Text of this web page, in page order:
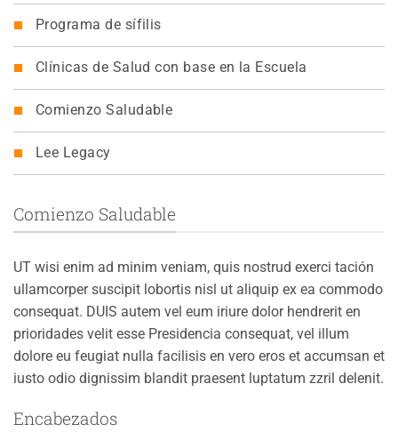
Programa de sífilis
Clínicas de Salud con base en la Escuela
Comienzo Saludable
Lee Legacy
Comienzo Saludable
UT wisi enim ad minim veniam, quis nostrud exerci tación
ullamcorper suscipit lobortis nisl ut aliquip ex ea commodo
consequat. DUIS autem vel eum iriure dolor hendrerit en
prioridades velit esse Presidencia consequat, vel illum
dolore eu feugiat nulla facilisis en vero eros et accumsan et
iusto odio dignissim blandit praesent luptatum zzril delenit.
Encabezados